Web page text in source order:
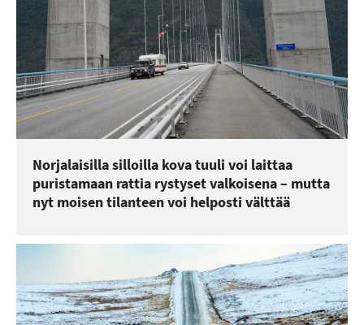
Norjalaisilla silloilla kova tuuli voi laittaa
puristamaan rattia rystyset valkoisena – mutta
nyt moisen tilanteen voi helposti välttää